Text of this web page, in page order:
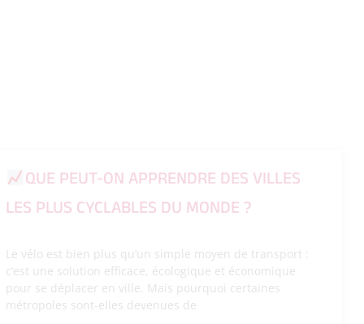
QUE PEUT-ON APPRENDRE DES VILLES
LES PLUS CYCLABLES DU MONDE ?
Le vélo est bien plus qu’un simple moyen de transport :
c’est une solution efficace, écologique et économique
pour se déplacer en ville. Mais pourquoi certaines
métropoles sont-elles devenues de